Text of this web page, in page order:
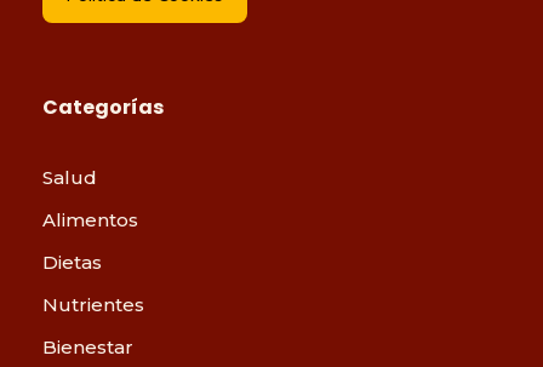
Categorías
Salud
Alimentos
Dietas
Nutrientes
Bienestar